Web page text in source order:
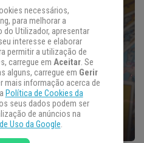
necessários,
para melhorar a
do Utilizador, apresentar
interesse e elaborar
permitir a utilização de
carregue em Aceitar. Se
alguns, carregue em Gerir
mais informação acerca de
Política de Cookies da
seus dados podem ser
de anúncios na
Uso da Google.